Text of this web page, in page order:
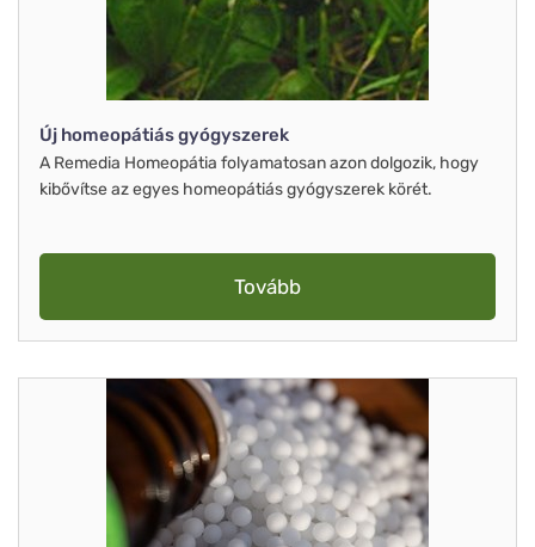
Új homeopátiás gyógyszerek
A Remedia Homeopátia folyamatosan azon dolgozik, hogy
kibővítse az egyes homeopátiás gyógyszerek körét.
Tovább